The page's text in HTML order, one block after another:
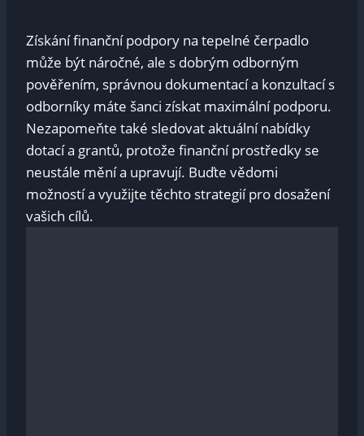
Získání finanční podpory na tepelné čerpadlo
může být náročné, ale s dobrým odborným
pověřením, správnou dokumentací a konzultací s
odborníky máte šanci získat maximální podporu.
Nezapomeňte také sledovat aktuální nabídky
dotací a grantů, protože finanční prostředky se
neustále mění a upravují. Buďte vědomi
možností a využijte těchto strategií pro dosažení
vašich cílů.